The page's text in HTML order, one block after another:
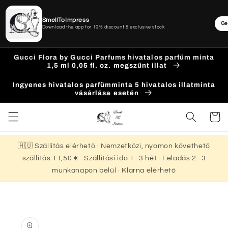
Ugrás a
tartalomhoz
Gucci Flora by Gucci Parfums hivatalos parfüm minta
1,5 ml 0,05 fl. oz. megszűnt illat
Ingyenes hivatalos parfümminta 5 hivatalos illatminta
vásárlása esetén
Kosár
🇭🇺 Szállítás elérhető · Nemzetközi, nyomon követhető
szállítás 11,50 € · Szállítási idő 1–3 hét · Feladás 2–3
munkanapon belül · Klarna elérhető
a
SmellToImpress
Download the app for 10% discount & exclusive stock